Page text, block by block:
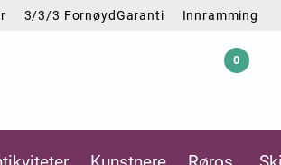
3/3/3 FornøydGaranti Innramming
0